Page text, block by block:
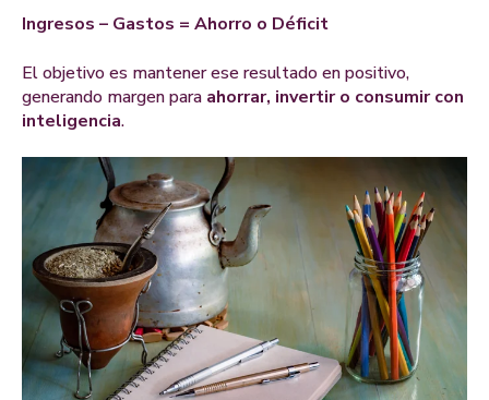
Ingresos – Gastos = Ahorro o Déficit
El objetivo es mantener ese resultado en positivo,
generando margen para ahorrar, invertir o consumir con
inteligencia.